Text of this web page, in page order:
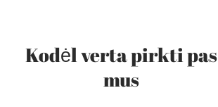
Kodėl verta pirkti pas
mus